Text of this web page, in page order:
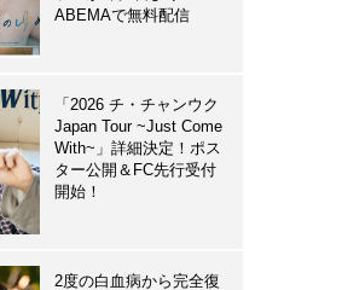
ABEMAで無料配信
「2026 チ・チャンウク
Japan Tour ~Just Come
With~」詳細決定！ポス
ター公開＆FC先行受付
開始！
2度の白血病から完全復